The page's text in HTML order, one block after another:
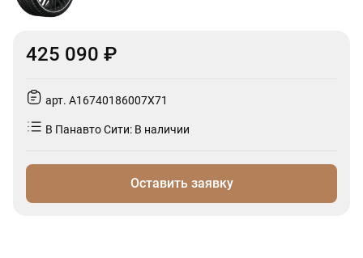
425 090 ₽
арт. A16740186007X71
В Панавто Сити: В наличии
Оставить заявку